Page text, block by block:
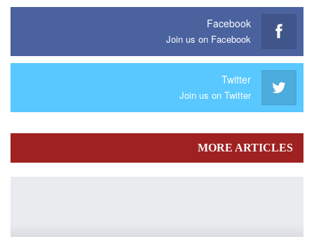
Facebook
Join us on Facebook
Twitter
Join us on Twitter
MORE ARTICLES